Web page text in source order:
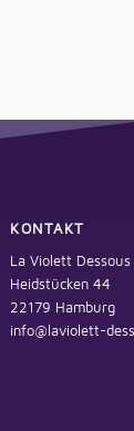
KONTAKT
La Violett Dessous
Heidstücken 44
22179 Hamburg
info@laviolett-